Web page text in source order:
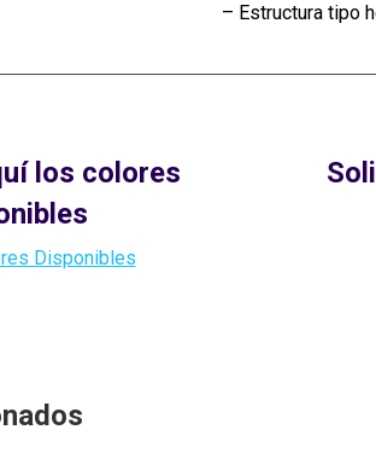
– Estructura tipo
los colores